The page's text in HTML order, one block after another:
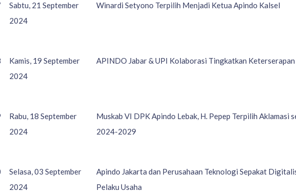
Sabtu, 21 September
2024
Winardi Setyono Terpilih Menjadi Ketua Apindo Kalsel
Kamis, 19 September
2024
APINDO Jabar & UPI Kolaborasi Tingkatkan Keterserapan
Rabu, 18 September
2024
Muskab VI DPK Apindo Lebak, H. Pepep Terpilih Aklamasi
2024-2029
Selasa, 03 September
2024
Apindo Jakarta dan Perusahaan Teknologi Sepakat
Pelaku Usaha